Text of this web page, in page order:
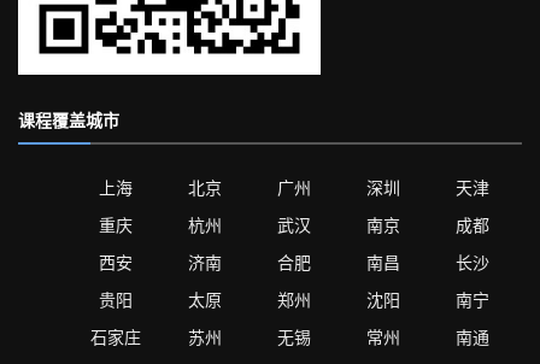
课程覆盖城市
上海 北京 广州 深圳
天津
重庆
杭州 武汉 南京
成都
西安
济南 合肥 南昌
长沙
贵阳
太原 郑州 沈阳
南宁
石家庄
苏州 无锡 常州
南通